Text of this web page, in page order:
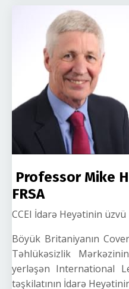
Professor Mike
FRSA
CCEI İdarə Heyətinin üzvü
Böyük Britaniyanın
Təhlükəsizlik
yerləşən International
təşkilatının İdarə